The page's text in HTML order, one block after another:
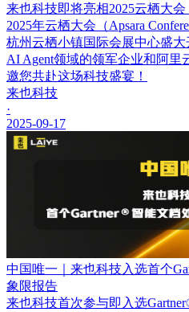
来也科技即将亮相2025云栖大
2025年云栖大会（Apsara
杭州云栖小镇国际会展中心盛
AI Agent领域的领军企业和阿里
邀您共赴这场科技盛宴！
来也科技
·
2025-09-17
中国唯一｜来也科技入选首个
象限报告
来也科技首次参与即入选